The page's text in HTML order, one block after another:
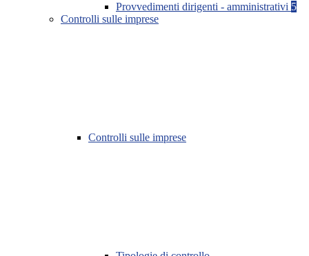
Provvedimenti dirigenti - amministrativi 5
Controlli sulle imprese
Controlli sulle imprese